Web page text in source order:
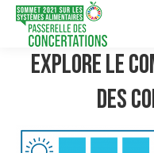
Explore le
des